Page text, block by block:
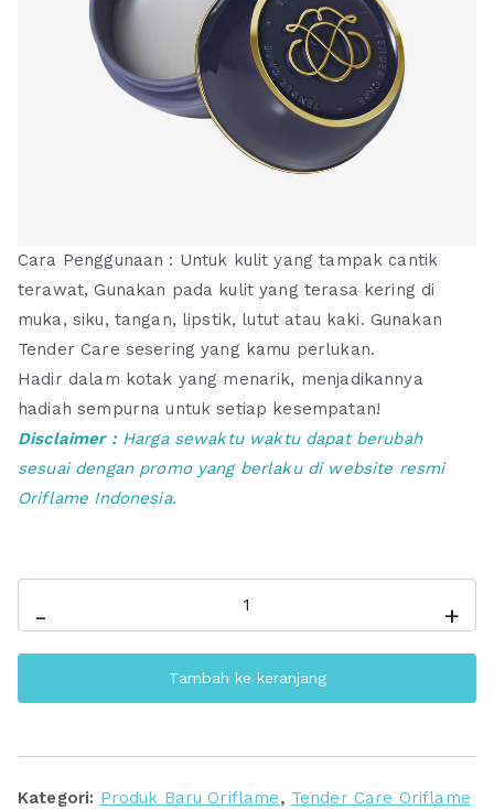
Cara Penggunaan : Untuk kulit yang tampak cantik
terawat, Gunakan pada kulit yang terasa kering di
muka, siku, tangan, lipstik, lutut atau kaki. Gunakan
Tender Care sesering yang kamu perlukan.
Hadir dalam kotak yang menarik, menjadikannya
hadiah sempurna untuk setiap kesempatan!
Disclaimer :Harga sewaktu waktu dapat berubah
sesuai dengan promo yang berlaku di website resmi
Oriflame Indonesia.
-
Tender
Care
+
Tambah ke keranjang
Kategori: Produk Baru Oriflame, Tender Care Oriflame